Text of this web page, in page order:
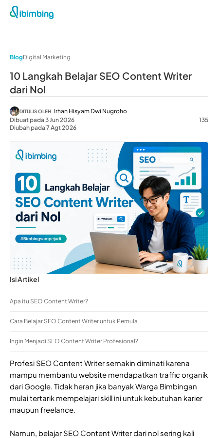
BlogDigital Marketing
10 Langkah Belajar SEO Content Writer
dari Nol
DITULIS OLEH Irhan Hisyam Dwi Nugroho
Dibuat pada 3 Jun 2026
Diubah pada 7 Agt 2026
135
Isi Artikel
Apa itu SEO Content Writer?
Cara Belajar SEO Content Writer untuk Pemula
Ingin Menjadi SEO Content Writer Profesional?
Profesi SEO Content Writer semakin diminati karena
mampu membantu website mendapatkan traffic organik
dari Google. Tidak heran jika banyak Warga Bimbingan
mulai tertarik mempelajari skill ini untuk kebutuhan karier
maupun freelance.
Namun, belajar SEO Content Writer dari nol sering kali